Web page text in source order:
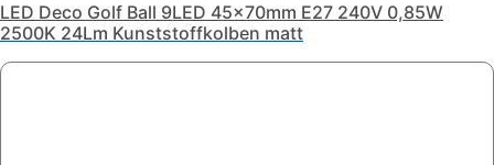
LED Deco Golf Ball 9LED 45x70mm E27 240V 0,85W
2500K 24Lm Kunststoffkolben matt